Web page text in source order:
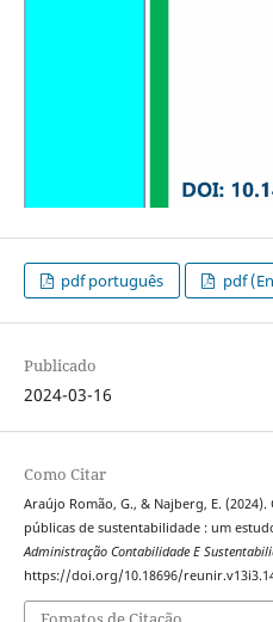
pdf português pdf
Publicado
2024-03-16
Como Citar
Araújo Romão, G., & Najberg, E.
públicas de sustentabilidade : um
Administração Contabilidade E
https://doi.org/10.18696/